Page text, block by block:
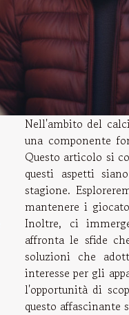
Nell'ambito del
una componente
Questo articolo si
questi aspetti
stagione.
mantenere i
Inoltre, ci
affronta le sfide
soluzioni che
interesse per gli
l'opportunità di
questo affascinante